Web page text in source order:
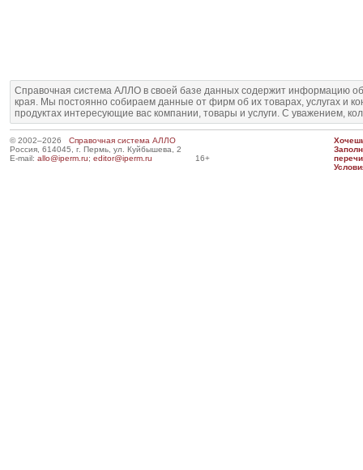
Справочная система АЛЛО в своей базе данных содержит информацию
края. Мы постоянно собираем данные от фирм об их товарах, услугах и
продуктах интересующие вас компании, товары и услуги. С уважением,
© 2002–2026 Справочная система АЛЛО
Россия, 614045, г. Пермь, ул. Куйбышева, 2
E-mail: allo@iperm.ru; editor@iperm.ru 16+